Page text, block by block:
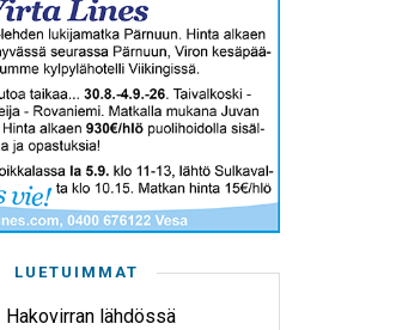
LUETUIMMAT
Hakovirran lähdössä